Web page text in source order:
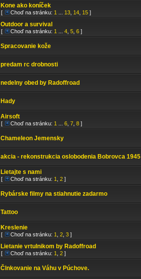
Kone ako koníček
[ Choď na stránku: 1 13, 14, 15]
Outdoor a survival
[ Choď na stránku: 1 4, 5, 6]
Spracovanie kože
predam rc drobnosti
nedelny obed by Radoffroad
Hady
Airsoft
[ Choď na stránku: 1 6, 7, 8]
Chameleon Jemensky
akcia - rekonstrukcia oslobodenia Bobrovca 1945
Lietajte s nami
[ Choď na stránku: 1 2]
Rybárske filmy na stiahnutie zadarmo
Tattoo
Kreslenie
[ Choď na stránku: 1 2, 3]
Lietanie vrtulnikom by Radoffroad
[ Choď na stránku: 1 2]
Člnkovanie na Váhu v Púchove.